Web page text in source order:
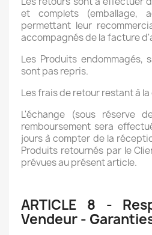
et complets (emballage,
permettant leur
accompagnés de la facture
Les Produits endommagés,
sont pas repris.
Les frais de retour restant à
L'échange (sous réserve
remboursement sera
jours à compter de la
Produits retournés par le
prévues au présent article.
ARTICLE 8 -
Vendeur -